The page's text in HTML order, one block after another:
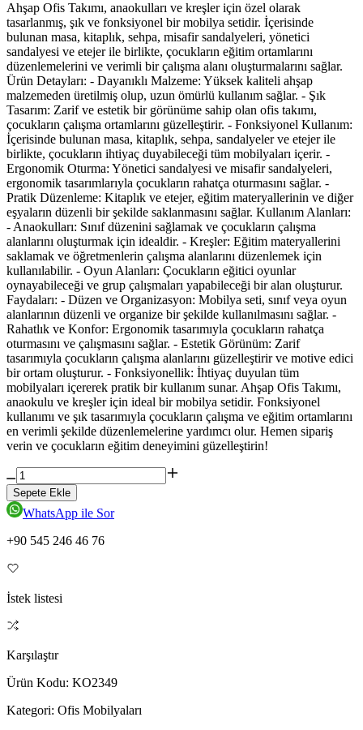
Ahşap Ofis Takımı, anaokulları ve kreşler için özel olarak
tasarlanmış, şık ve fonksiyonel bir mobilya setidir. İçerisinde
bulunan masa, kitaplık, sehpa, misafir sandalyeleri, yönetici
sandalyesi ve etejer ile birlikte, çocukların eğitim ortamlarını
düzenlemelerini ve verimli bir çalışma alanı oluşturmalarını sağlar.
Ürün Detayları: - Dayanıklı Malzeme: Yüksek kaliteli ahşap
malzemeden üretilmiş olup, uzun ömürlü kullanım sağlar. - Şık
Tasarım: Zarif ve estetik bir görünüme sahip olan ofis takımı,
çocukların çalışma ortamlarını güzelleştirir. - Fonksiyonel Kullanım:
İçerisinde bulunan masa, kitaplık, sehpa, sandalyeler ve etejer ile
birlikte, çocukların ihtiyaç duyabileceği tüm mobilyaları içerir. -
Ergonomik Oturma: Yönetici sandalyesi ve misafir sandalyeleri,
ergonomik tasarımlarıyla çocukların rahatça oturmasını sağlar. -
Pratik Düzenleme: Kitaplık ve etejer, eğitim materyallerinin ve diğer
eşyaların düzenli bir şekilde saklanmasını sağlar. Kullanım Alanları:
- Anaokulları: Sınıf düzenini sağlamak ve çocukların çalışma
alanlarını oluşturmak için idealdir. - Kreşler: Eğitim materyallerini
saklamak ve öğretmenlerin çalışma alanlarını düzenlemek için
kullanılabilir. - Oyun Alanları: Çocukların eğitici oyunlar
oynayabileceği ve grup çalışmaları yapabileceği bir alan oluşturur.
Faydaları: - Düzen ve Organizasyon: Mobilya seti, sınıf veya oyun
alanlarının düzenli ve organize bir şekilde kullanılmasını sağlar. -
Rahatlık ve Konfor: Ergonomik tasarımıyla çocukların rahatça
oturmasını ve çalışmasını sağlar. - Estetik Görünüm: Zarif
tasarımıyla çocukların çalışma alanlarını güzelleştirir ve motive edici
bir ortam oluşturur. - Fonksiyonellik: İhtiyaç duyulan tüm
mobilyaları içererek pratik bir kullanım sunar. Ahşap Ofis Takımı,
anaokulu ve kreşler için ideal bir mobilya setidir. Fonksiyonel
kullanımı ve şık tasarımıyla çocukların çalışma ve eğitim ortamlarını
en verimli şekilde düzenlemelerine yardımcı olur. Hemen sipariş
verin ve çocukların eğitim deneyimini güzelleştirin!
Sepete Ekle
WhatsApp ile Sor
+90 545 246 46 76
İstek listesi
Karşılaştır
Ürün Kodu: KO2349
Kategori: Ofis Mobilyaları